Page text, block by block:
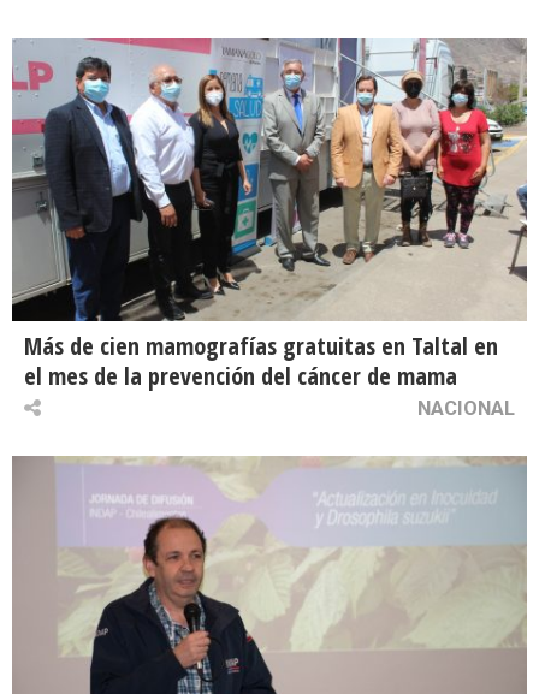
Más de cien mamografías gratuitas en Taltal en
el mes de la prevención del cáncer de mama
NACIONAL